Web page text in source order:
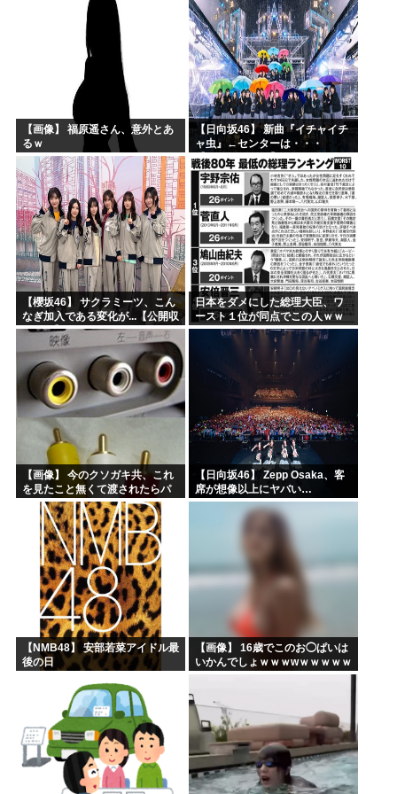
【画像】 福原遥さん、意外とあ
るｗ
【日向坂46】 新曲『イチャイチ
ャ虫』←センターは・・・
【18thシングル】
【櫻坂46】 サクラミーツ、こん
なぎ加入である変化が...【公開収
録レポ】
日本をダメにした総理大臣、ワ
ースト１位が同点でこの人ｗｗ
ｗｗｗｗ
【画像】 今のクソガキ共、これ
を見たこと無くて渡されたらパ
ニクるらしいｗｗｗｗｗｗｗｗ
ｗｗｗｗｗ
【日向坂46】 Zepp Osaka、客
席が想像以上にヤバい…
【NMB48】 安部若菜アイドル最
後の日
【画像】 16歳でこのお◯ぱいは
いかんでしょｗｗｗwｗｗｗｗｗ
ｗｗｗ❤